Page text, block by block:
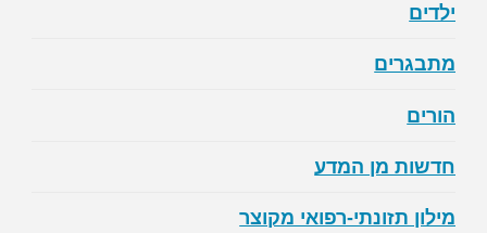
ילדים
מתבגרים
הורים
חדשות מן המדע
מילון תזונתי-רפואי מקוצר